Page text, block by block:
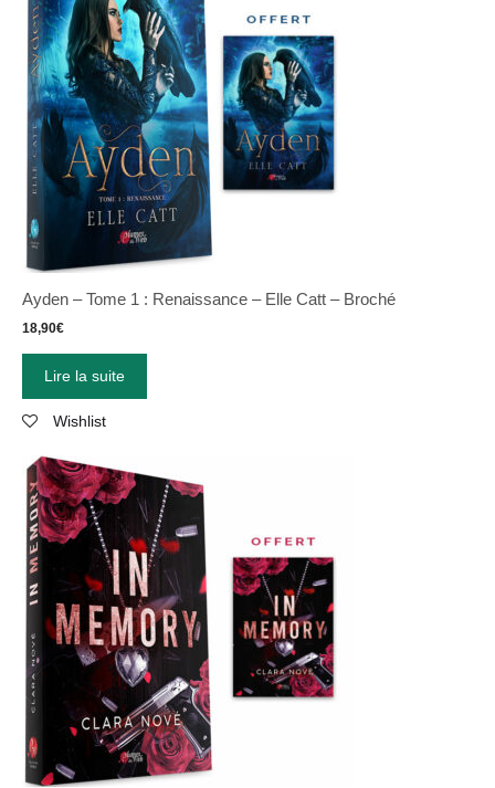
Ayden – Tome 1 : Renaissance – Elle Catt – Broché
18,90€
Lire la suite
Wishlist